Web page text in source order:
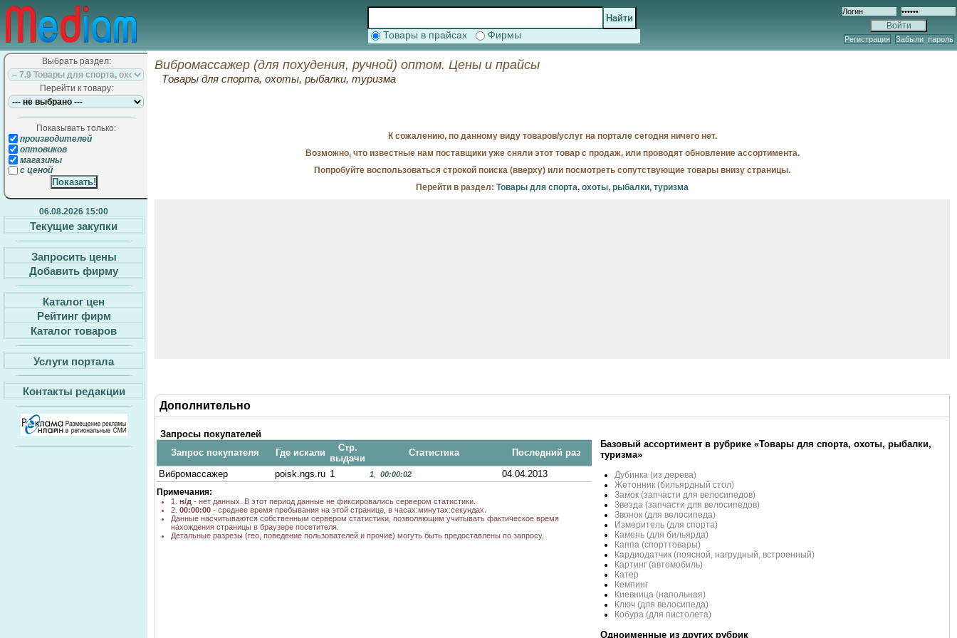
Товары в прайсах Фирмы Регистрация Забыли_пароль
Выбрать раздел:
Перейти к товару:
Показывать только:
производителей
оптовиков
магазины
с ценой
06.08.2026 15:00
Текущие закупки
Запросить цены
Добавить фирму
Каталог цен
Рейтинг фирм
Каталог товаров
Услуги портала
Контакты редакции
Вибромассажер (для похудения, ручной) оптом. Цены и прайсы
Товары для спорта, охоты, рыбалки, туризма
К сожалению, по данному виду товаров/услуг на портале сегодня ничего нет.
Возможно, что известные нам поставщики уже сняли этот товар с продаж, или проводят обновление ассортимента.
Попробуйте воспользоваться строкой поиска (вверху) или посмотреть сопутствующие товары внизу страницы.
Перейти в раздел: Товары для спорта, охоты, рыбалки, туризма
Дополнительно
Запросы покупателей
Запрос покупателя
Где искали
Стр.
выдачи
Статистика
Последний раз
Вибромассажер
poisk.ngs.ru 1 1 00:00:02 04.04.2013
Примечания:
1. н/д - нет данных. В этот период данные не фиксировались сервером статистики.
2. 00:00:00 - среднее время пребывания на этой странице, в часах:минутах:секундах.
Данные насчитываются собственным сервером статистики, позволяющим учитывать фактическое время
нахождения страницы в браузере посетителя.
Детальные разрезы (гео, поведение пользователей и прочие) могуть быть предоставлены по запросу.
Базовый ассортимент в рубрике «Товары для спорта, охоты, рыбалки,
туризма»
Дубинка (из дерева)
Жетонник (бильярдный стол)
Замок (запчасти для велосипедов)
Звезда (запчасти для велосипедов)
Звонок (для велосипеда)
Измеритель (для спорта)
Камень (для бильярда)
Каппа (спорттовары)
Кардиодатчик (поясной, нагрудный, встроенный)
Картинг (автомобиль)
Катер
Кемпинг
Киевница (напольная)
Ключ (для велосипеда)
Кобура (для пистолета)
Одноименные из других рубрик